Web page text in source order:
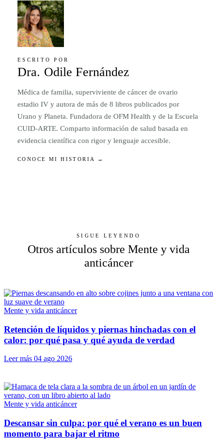
ESCRITO POR
Dra. Odile Fernández
Médica de familia, superviviente de cáncer de ovario
estadio IV y autora de más de 8 libros publicados por
Urano y Planeta. Fundadora de OFM Health y de la Escuela
CUID-ARTE. Comparto información de salud basada en
evidencia científica con rigor y lenguaje accesible.
CONOCE MI HISTORIA →
SIGUE LEYENDO
Otros artículos sobre Mente y vida
anticáncer
Mente y vida anticáncer
Retención de líquidos y piernas hinchadas con el
calor: por qué pasa y qué ayuda de verdad
Leer más 04 ago 2026
Mente y vida anticáncer
Descansar sin culpa: por qué el verano es un buen
momento para bajar el ritmo